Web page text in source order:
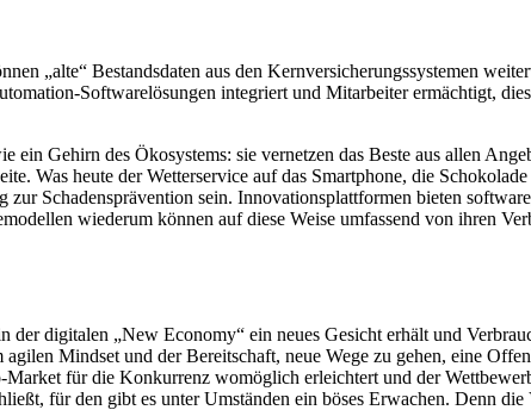
„alte“ Bestandsdaten aus den Kernversicherungssystemen
Softwarelösungen integriert und Mitarbeiter ermächtigt,
Gehirn des Ökosystems: sie vernetzen das Beste aus allen
Was heute der Wetterservice auf das Smartphone, die
Schadensprävention sein. Innovationsplattformen bieten
wiederum können auf diese Weise umfassend von ihren
digitalen „New Economy“ ein neues Gesicht erhält und
Mindset und der Bereitschaft, neue Wege zu gehen, eine
für die Konkurrenz womöglich erleichtert und der
für den gibt es unter Umständen ein böses Erwachen. Denn